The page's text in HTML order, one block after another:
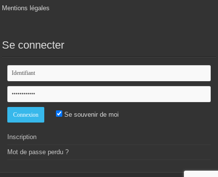
Mentions légales
Se connecter
Se souvenir de moi
Inscription
Mot de passe perdu ?